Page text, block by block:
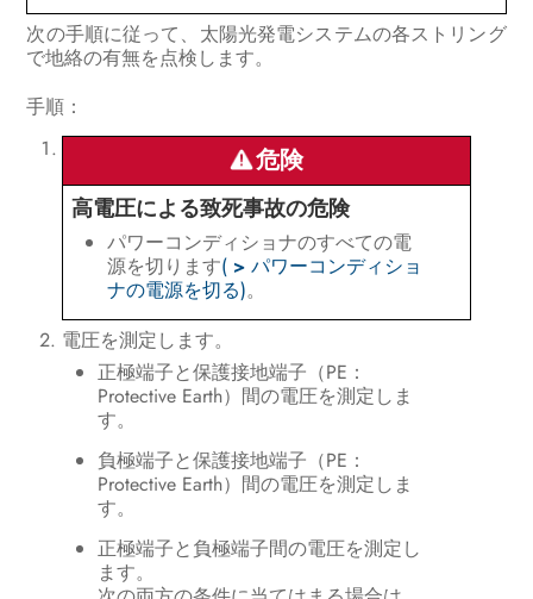
次の手順に従って、太陽光発電システムの各ストリング
で地絡の有無を点検します。
手順：
危険
高電圧による致死事故の危険
パワーコンディショナのすべての電
源を切ります( >パワーコンディショ
ナの電源を切る)。
電圧を測定します。
正極端子と保護接地端子（PE：
Protective Earth）間の電圧を測定しま
す。
負極端子と保護接地端子（PE：
Protective Earth）間の電圧を測定しま
す。
正極端子と負極端子間の電圧を測定し
ます。